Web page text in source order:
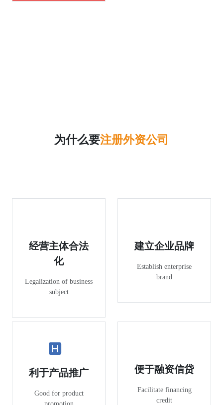
为什么要注册外资公司
经营主体合法
化
Legalization of business
subject
建立企业品牌
Establish enterprise
brand
利于产品推广
Good for product
便于融资信贷
Facilitate financing
credit